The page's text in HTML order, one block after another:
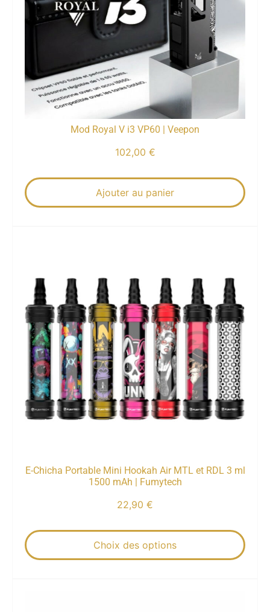
Mod Royal V i3 VP60 | Veepon
102,00 €
Ajouter au panier
E-Chicha Portable Mini Hookah Air MTL et RDL 3 ml
1500 mAh | Fumytech
22,90 €
Choix des options